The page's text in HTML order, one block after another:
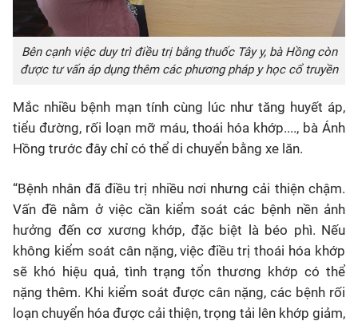
Bên cạnh việc duy trì điều trị bằng thuốc Tây y, bà Hồng còn
được tư vấn áp dụng thêm các phương pháp y học cổ truyền
Mắc nhiều bệnh mạn tính cùng lúc như tăng huyết áp,
tiểu đường, rối loạn mỡ máu, thoái hóa khớp...., bà Ánh
Hồng trước đây chỉ có thể di chuyển bằng xe lăn.
“Bệnh nhân đã điều trị nhiều nơi nhưng cải thiện chậm.
Vấn đề nằm ở việc cần kiểm soát các bệnh nền ảnh
hưởng đến cơ xương khớp, đặc biệt là béo phì. Nếu
không kiểm soát cân nặng, việc điều trị thoái hóa khớp
sẽ khó hiệu quả, tình trạng tổn thương khớp có thể
nặng thêm. Khi kiểm soát được cân nặng, các bệnh rối
loạn chuyển hóa được cải thiện, trọng tải lên khớp giảm,